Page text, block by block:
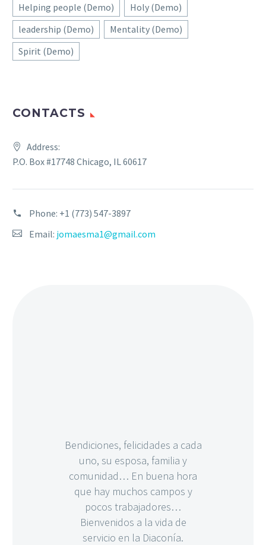
Helping people (Demo)
Holy (Demo)
leadership (Demo)
Mentality (Demo)
Spirit (Demo)
CONTACTS
Address:
P.O. Box #17748 Chicago, IL 60617
Phone: +1 (773) 547-3897
Email: jomaesma1@gmail.com
Bendiciones, felicidades a cada
uno, su esposa, familia y
comunidad… En buena hora
que hay muchos campos y
pocos trabajadores…
Bienvenidos a la vida de
servicio en la Diaconía.